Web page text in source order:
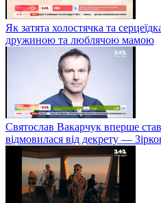
Як затята холостячка та
дружиною та люблячою мамою
Святослав Вакарчук вперше
відмовилася від декрету —